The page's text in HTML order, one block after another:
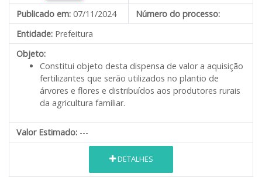
Publicado em: 07/11/2024
Número do processo:
Entidade: Prefeitura
Objeto:
Constitui objeto desta dispensa de valor a aquisição
fertilizantes que serão utilizados no plantio de
árvores e flores e distribuídos aos produtores rurais
da agricultura familiar.
Valor Estimado: ---
DETALHES